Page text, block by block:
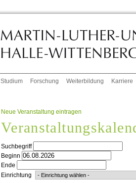
Studium Forschung Weiterbildung Karriere
Neue Veranstaltung eintragen
Suchbegriff
Beginn
Ende
Einrichtung